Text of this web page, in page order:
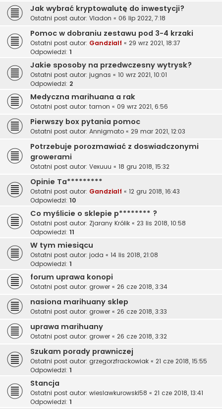
Jak wybrać kryptowalutę do inwestycji?
Ostatni post autor: Vladon « 06 lip 2022, 7:18
Pomoc w dobraniu zestawu pod 3-4 krzaki
Ostatni post autor: Gandzialf « 29 wrz 2021, 18:37
Odpowiedzi: 1
Jakie sposoby na przedwczesny wytrysk?
Ostatni post autor: jugnas « 10 wrz 2021, 10:01
Odpowiedzi: 2
Medyczna marihuana a rak
Ostatni post autor: tamon « 09 wrz 2021, 6:56
Pierwszy box pytania pomoc
Ostatni post autor: Annigmato « 29 mar 2021, 12:03
Potrzebuje porozmawiać z doswiadczonymi
growerami
Ostatni post autor: Vexuuu « 18 gru 2018, 15:32
Opinie Ta*********
Ostatni post autor: Gandzialf « 12 gru 2018, 16:43
Odpowiedzi: 10
Co myślicie o sklepie p******** ?
Ostatni post autor: Zjarany Królik « 23 lis 2018, 10:58
Odpowiedzi: 11
W tym miesiącu
Ostatni post autor: joda « 14 lis 2018, 21:08
Odpowiedzi: 1
forum uprawa konopi
Ostatni post autor: grower « 26 cze 2018, 3:34
nasiona marihuany sklep
Ostatni post autor: grower « 26 cze 2018, 3:33
uprawa marihuany
Ostatni post autor: grower « 26 cze 2018, 3:32
Szukam porady prawniczej
Ostatni post autor: grzegorzfrackowiak « 21 cze 2018, 15:55
Odpowiedzi: 1
Stancja
Ostatni post autor: wieslawkurowski58 « 21 cze 2018, 13:41
Odpowiedzi: 1